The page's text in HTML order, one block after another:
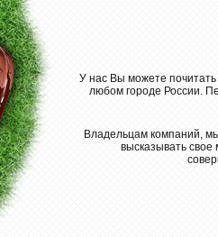
У нас Вы можете почитать
любом городе России.
Владельцам компаний,
высказывать